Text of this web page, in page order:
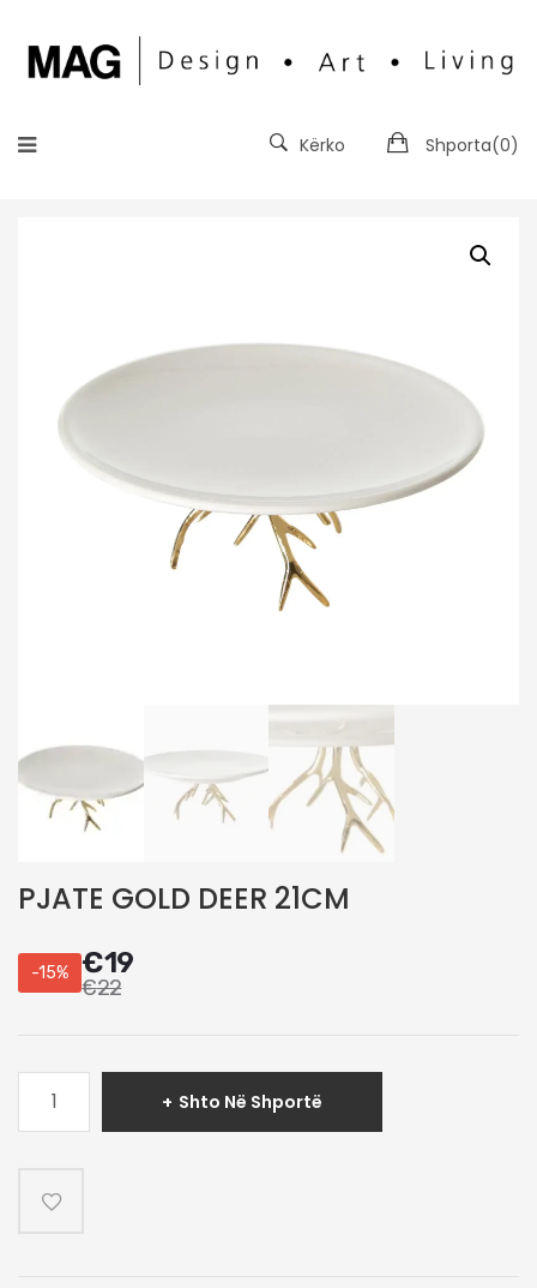
Shporta(0)
Kërko
PJATE GOLD DEER 21CM
-15% €19
€22
PJATE
21CM
Shto Në Shportë